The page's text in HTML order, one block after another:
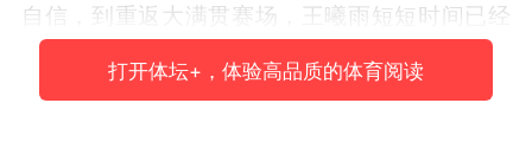
自信，到重返大满贯赛场，王曦雨短短时间已经
将排名从220位之外提升到130多位。王曦雨的初
步目标是先重返前100，能直接打大满贯正赛，
打开体坛+，体验高品质的体育阅读